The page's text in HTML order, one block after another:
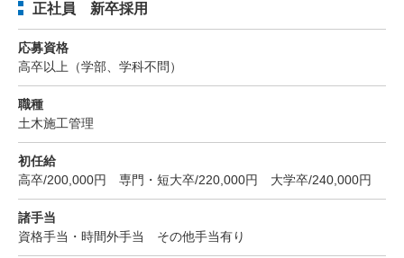
正社員 新卒採用
応募資格
高卒以上（学部、学科不問）
職種
土木施工管理
初任給
高卒/200,000円 専門・短大卒/220,000円 大学卒/240,000円
諸手当
資格手当・時間外手当 その他手当有り